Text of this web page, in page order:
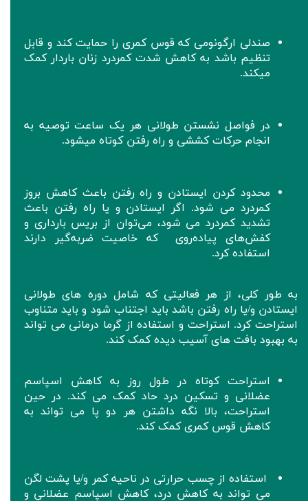
صندلی ارگونومی که قوس کمری را حمایت کند و قابل
تنظیم باشد به کاهش شدت کمردرد زنان باردار کمک
میکند.
در فواصل نشستن طولانی هر یک ساعت توصیه به
انجام حرکات کششی و راه رفتن کوتاه میشود.
محدود کردن ایستادن و راه رفتن باعث کاهش بروز
کمردرد می شود. اگر ایستادن و یا راه رفتن باعث
تشدید کمردرد می شود، می‌توان از بریس بارداری و
کفش‌های پیاده‌روی که خاصیت ضربه‌گیر دارند
استفاده کرد.
به طور کلی، از هر فعالیتی که شامل دوره های طولانی
ایستادن و/یا راه رفتن باشد باید اجتناب شود و باید متناوب
استراحت کرد. استراحت و استفاده از گرما درمانی می تواند
به بهبود بافت های آسیب دیده کمک کند.
استراحت کوتاه در طول روز به کاهش اسپاسم
عضلانی و تسکین درد حاد کمک می کند. در حین
استراحت، بالا نگه داشتن هر دو پا می تواند به
کاهش قوس کمری کمک کند.
استفاده از چسب حرارتی در ناحیه کمر و/یا پشت لگن
می تواند به کاهش درد، کاهش اسپاسم عضلانی و